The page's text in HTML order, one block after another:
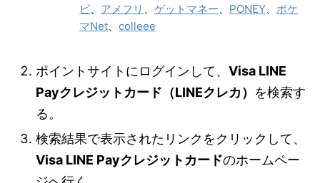
ビ、 アメフリ 、 ゲットマネー、 PONEY、 ポケ
マNet、 colleee
ポイントサイトにログインして、 Visa LINE
Payクレジットカード（LINEクレカ） を検索す
る。
検索結果で表示されたリンクをクリックして、
Visa LINE Payクレジットカードのホームペー